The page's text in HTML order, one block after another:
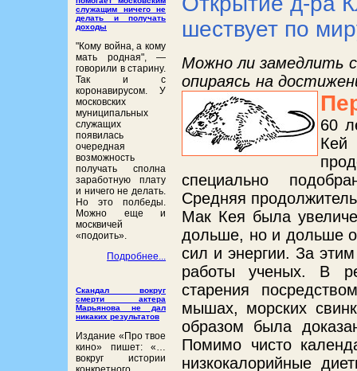
служащим ничего не
делать и получать
доходы
"Кому война, а кому
мать родная", ―
говорили в старину.
Так и с
коронавирусом. У
московских
муниципальных
служащих
появилась
очередная
возможность
получать сполна
заработную плату
и ничего не делать.
Но это полбеды.
Можно еще и
москвичей
«подоить».
Подробнее...
Скандал вокруг
смерти актера
Марьянова не дал
никаких результатов
Издание «Про твое
кино» пишет: «…
вокруг истории
шествует по
Можно ли замедлить
опираясь на
60
Кей
специально
Средняя
Мак Кея была
дольше, но и дольше
сил и энергии. За
работы ученых. В
старения
мышах, морских
образом была
Помимо чисто
низкокалорийные